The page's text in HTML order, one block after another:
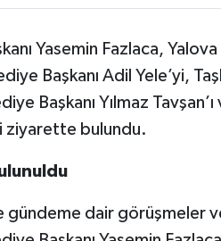
Yasemin Fazlaca,
Başkanı Adil Yele’yi,
Başkanı Yılmaz
ziyarette bulundu.
gündeme dair görüşmeler